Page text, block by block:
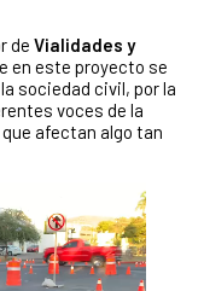
de Vialidades y
en este proyecto se
sociedad civil, por la
voces de la
afectan algo tan